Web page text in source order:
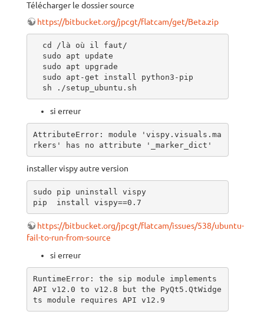
Télécharger le dossier source
https://bitbucket.org/jpcgt/flatcam/get/Beta.zip
  sh ./setup_ubuntu.sh
si erreur
AttributeError: module 'vispy.visuals.ma
rkers' has no attribute '_marker_dict'
installer vispy autre version
sudo pip uninstall vispy
pip  install vispy==0.7
https://bitbucket.org/jpcgt/flatcam/issues/538/ubuntu-
fail-to-run-from-source
si erreur
RuntimeError: the sip module implements
API v12.0 to v12.8 but the PyQt5.QtWidge
ts module requires API v12.9